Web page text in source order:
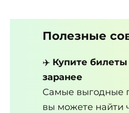
Полезные
✈️ Купите
заранее
Самые выгодные
вы можете найти